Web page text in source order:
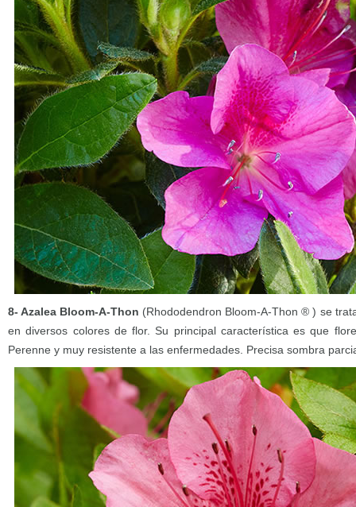
8- Azalea Bloom-A-Thon (Rhododendron Bloom-A-Thon ® ) se
en diversos colores de flor. Su principal característica es que
Perenne y muy resistente a las enfermedades. Precisa sombra